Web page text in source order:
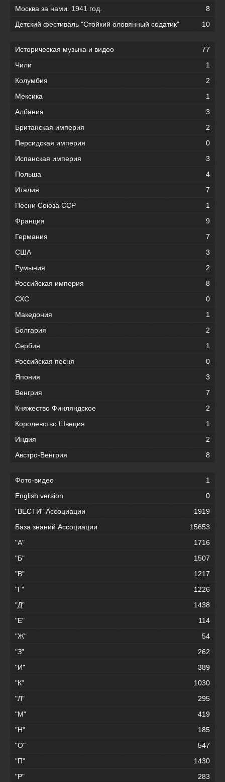
Москва за нами. 1941 год.
8
Детский фестиваль "Стойкий оловянный содатик"
10
Историческая музыка и видео
77
Чили
1
Колумбия
2
Мексика
1
Албания
3
Британская империя
2
Персидская империя
0
Испанская империя
3
Польша
4
Италия
7
Песни Союза ССР
1
Франция
9
Германия
7
США
3
Румыния
2
Российская империя
8
СХС
0
Македония
1
Болгария
2
Сербия
1
Российская песня
0
Япония
3
Венгрия
7
Княжество Финляндское
2
Королевство Швеция
1
Индия
2
Австро-Венгрия
8
Фото-видео
1
English version
0
"ВЕСТИ" Ассоциации
1919
База знаний Ассоциации
15653
"А"
1716
"Б"
1507
"В"
1217
"Г"
1226
"Д"
1438
"Е"
114
"Ж"
54
"З"
262
"И"
389
"К"
1030
"Л"
295
"М"
419
"Н"
185
"О"
547
"П"
1430
"Р"
283